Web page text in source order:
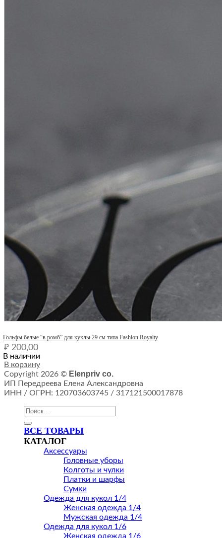
Гольфы белые “в ромб” для куклы 29 см типа Fashion Royalty
₽ 200,00
В наличии
В корзину
Copyright 2026 © Elenpriv co.
ИП Передреева Елена Александровна
ИНН / ОГРН: 120703603745 / 317121500017878
Искать:
ВСЕ ТОВАРЫ
КАТАЛОГ
Аксессуары
Головные уборы
Колготы и чулки
Платки и шарфы
Сумки
Одежда для кукол 1/4
Женская одежда 1/4
Мужская одежда 1/4
Одежда для кукол 1/6
Женская одежда 1/6